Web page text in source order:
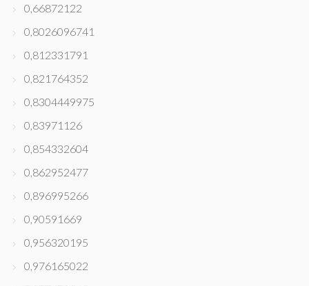
0,66872122
0,8026096741
0,812331791
0,821764352
0,8304449975
0,83971126
0,854332604
0,862952477
0,896995266
0,90591669
0,956320195
0,976165022